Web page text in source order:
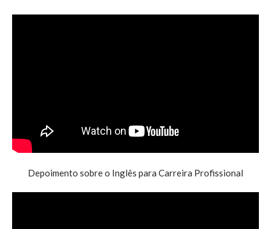
Depoimento sobre o Inglês para Carreira Profissional